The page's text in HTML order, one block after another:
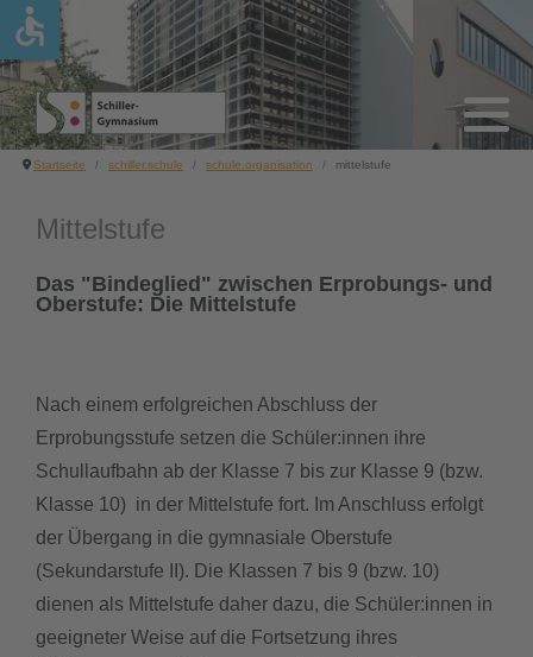
Startseite schiller.schule schule.organisation mittelstufe
Mittelstufe
Das "Bindeglied" zwischen Erprobungs- und
Oberstufe: Die Mittelstufe
Nach einem erfolgreichen Abschluss der
Erprobungsstufe setzen die Schüler:innen ihre
Schullaufbahn ab der Klasse 7 bis zur Klasse 9 (bzw.
Klasse 10) in der Mittelstufe fort. Im Anschluss erfolgt
der Übergang in die gymnasiale Oberstufe
(Sekundarstufe II). Die Klassen 7 bis 9 (bzw. 10)
dienen als Mittelstufe daher dazu, die Schüler:innen in
geeigneter Weise auf die Fortsetzung ihres
schiller.schule
über.uns
über.uns
schulleitung
sekretariat.haustechnik
jahresbericht online
schule.organisation
erprobungsstufe
oberstufe
schulordnung
schule.mitwirkung
schule.mitwirkung
schulkonferenz
schülervertretung
schulprogramm
digitale schule
schule ohne rassismus - schule mit
courage
schiller.news
schiller treff - schüler café
übermittagsbetreuung
downloads
termine
schule.leben
gottesdienst
patInnen
sozialpraktikum
sportliches
schulsanitäter
fach.unterricht
sprachen
gesellschaftswissenschaften
kompetenz-medien
kunst - musik - literatur
wahlpflichtbereich
individuell.fördern
förderkonzept
lerncoaching
studien- und berufsorientierung
accessible